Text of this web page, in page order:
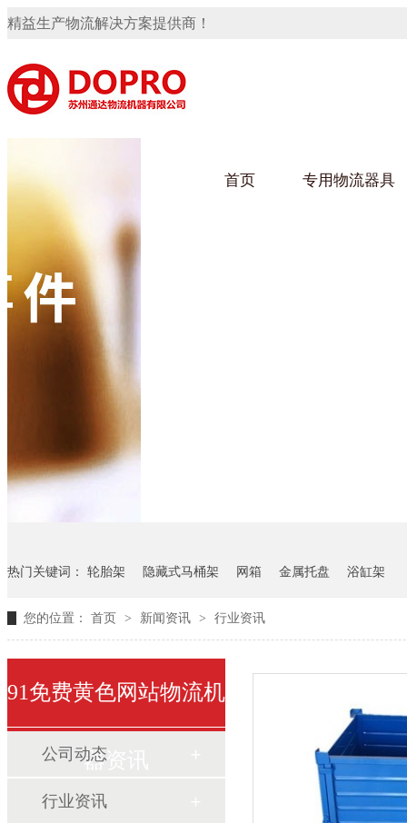
精益生产物流解决方案提供商！
首页 专用物流器具
91免费观看视频架
变速箱托盘
发动机料架
仪表盘料架
手推车
气瓶料架
隐藏式马桶水箱支架
汽车行业
卫浴行业
热门关键词： 轮胎架 隐藏式马桶架 网箱 金属托盘 浴缸架
您的位置： 首页 > 新闻资讯 > 行业资讯
91免费黄色网站物流机
器资讯
公司动态
行业资讯